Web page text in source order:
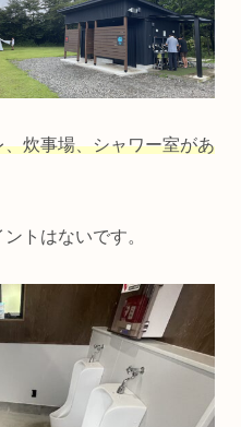
炊事場、シャワー室があ
トはないです。